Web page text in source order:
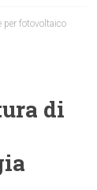
per fotovoltaico
di